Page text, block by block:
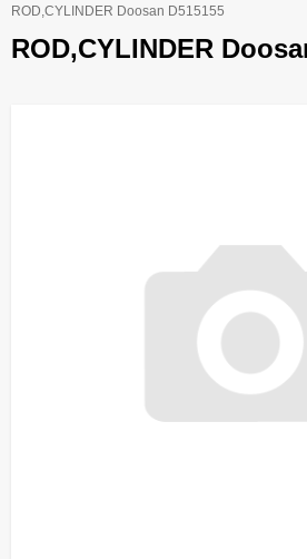
ROD,CYLINDER Doosan D515155
ROD,CYLINDER